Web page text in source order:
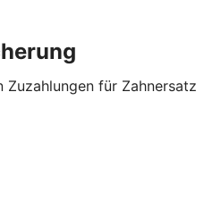
Zuzahlungen für Zahnersatz